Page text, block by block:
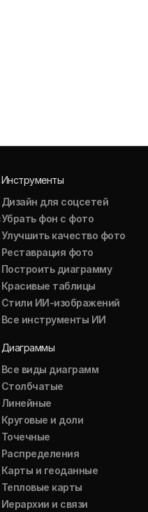
Инструменты
Дизайн для соцсетей
Убрать фон с фото
Улучшить качество фото
Реставрация фото
Построить диаграмму
Красивые таблицы
Стили ИИ-изображений
Все инструменты ИИ
Диаграммы
Все виды диаграмм
Столбчатые
Линейные
Круговые и доли
Точечные
Распределения
Карты и геоданные
Тепловые карты
Иерархии и связи